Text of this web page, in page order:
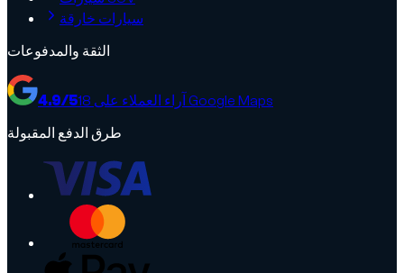
سيارات خارقة
الثقة والمدفوعات
4.9/518
آراء العملاء على Google Maps
طرق الدفع المقبولة